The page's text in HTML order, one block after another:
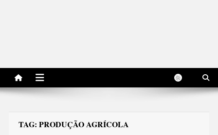
TAG: PRODUÇÃO AGRÍCOLA